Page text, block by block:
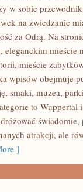
w sobie
na zwiedzanie
za Odrą. Na
eleganckim mieście
mieście
wpisów obejmuje
smaki, muzea,
to Wuppertal
atrakcji, ale
]